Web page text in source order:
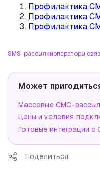
Профилактика
Профилактика
Профилактика
SMS-рассылкиоператоры
Может
Массовые СМС-
Цены и условия
Готовые интеграции с
Поделиться